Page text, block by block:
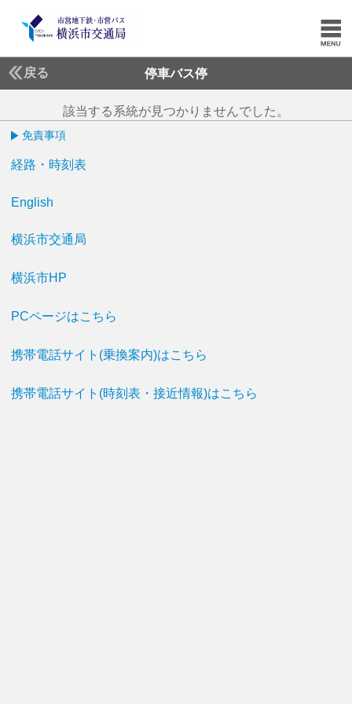
戻る 停車バス停
該当する系統が見つかりませんでした。
免責事項
経路・時刻表
English
横浜市交通局
横浜市HP
PCページはこちら
携帯電話サイト(乗換案内)はこちら
携帯電話サイト(時刻表・接近情報)はこちら